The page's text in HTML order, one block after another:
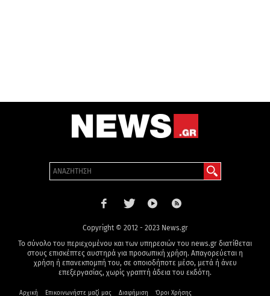
Copyright © 2012 - 2023 News.gr
Το σύνολο του περιεχομένου και των υπηρεσιών του news.gr διατίθεται
στους επισκέπτες αυστηρά για προσωπική χρήση. Απαγορεύεται η
χρήση ή επανεκπομπή του, σε οποιοδήποτε μέσο, μετά ή άνευ
επεξεργασίας, χωρίς γραπτή άδεια του εκδότη.
Αρχική Επικοινωνήστε μαζί μας Διαφήμιση Όροι Χρήσης